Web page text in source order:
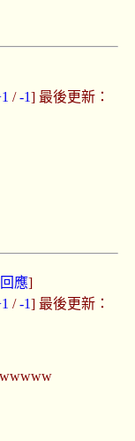
/-1] 最後更新：
應]
/-1] 最後更新：